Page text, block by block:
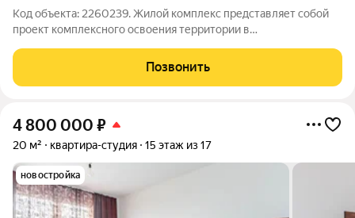
Код объекта: 2260239. Жилой комплекс представляет собой
проект комплексного освоения территории в
проект включает в себя 80 монолитных корпусов высотой до
25 этажей, расположенных на площади в 400
Позвонить
4 800 000 ₽
20 м² квартира-студия 15 этаж из 17
новостройка